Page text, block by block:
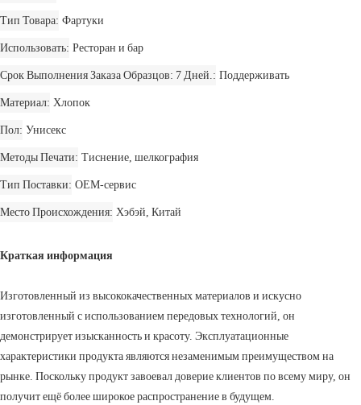
Тип Товара Фартуки
Использовать Ресторан и бар
Срок Выполнения Заказа Образцов: 7 Дней. Поддерживать
Материал Хлопок
Пол Унисекс
Методы Печати Тиснение, шелкография
Тип Поставки OEM-сервис
Место Происхождения Хэбэй, Китай
Краткая информация
Изготовленный из высококачественных материалов и искусно
изготовленный с использованием передовых технологий, он
демонстрирует изысканность и красоту. Эксплуатационные
характеристики продукта являются незаменимым преимуществом на
рынке. Поскольку продукт завоевал доверие клиентов по всему миру, он
получит ещё более широкое распространение в будущем.